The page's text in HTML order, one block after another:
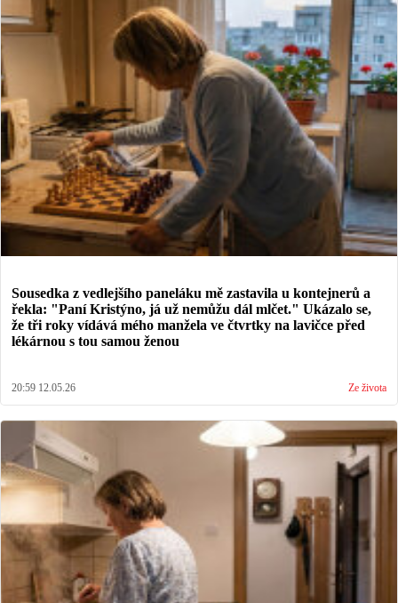
Sousedka z vedlejšího paneláku mě zastavila u kontejnerů a
řekla: "Paní Kristýno, já už nemůžu dál mlčet." Ukázalo se,
že tři roky vídává mého manžela ve čtvrtky na lavičce před
lékárnou s tou samou ženou
20:59 12.05.26 Ze života